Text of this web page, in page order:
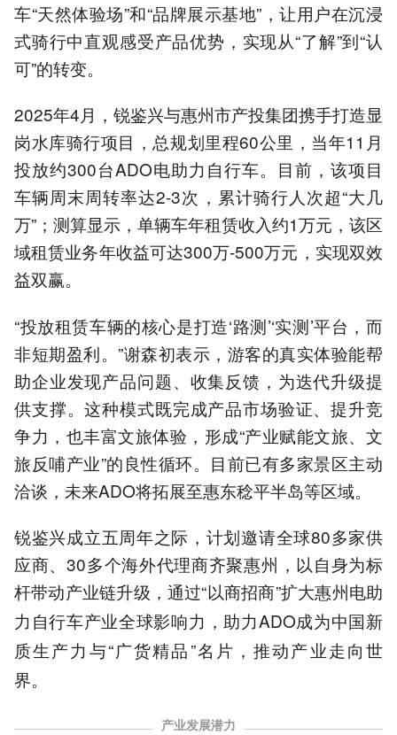
车“天然体验场”和“品牌展示基地”，让用户在沉浸
式骑行中直观感受产品优势，实现从“了解”到“认
可”的转变。
2025年4月，锐鉴兴与惠州市产投集团携手打造显
岗水库骑行项目，总规划里程60公里，当年11月
投放约300台ADO电助力自行车。目前，该项目
车辆周末周转率达2-3次，累计骑行人次超“大几
万”；测算显示，单辆车年租赁收入约1万元，该区
域租赁业务年收益可达300万-500万元，实现双效
益双赢。
“投放租赁车辆的核心是打造‘路测’‘实测’平台，而
非短期盈利。”谢森初表示，游客的真实体验能帮
助企业发现产品问题、收集反馈，为迭代升级提
供支撑。这种模式既完成产品市场验证、提升竞
争力，也丰富文旅体验，形成“产业赋能文旅、文
旅反哺产业”的良性循环。目前已有多家景区主动
洽谈，未来ADO将拓展至惠东稔平半岛等区域。
锐鉴兴成立五周年之际，计划邀请全球80多家供
应商、30多个海外代理商齐聚惠州，以自身为标
杆带动产业链升级，通过“以商招商”扩大惠州电助
力 自行车产业全球影响力，助力ADO成为中国新
质生产力 与“广货精品”名片，推动产业走向世
界。
产业发展潜力